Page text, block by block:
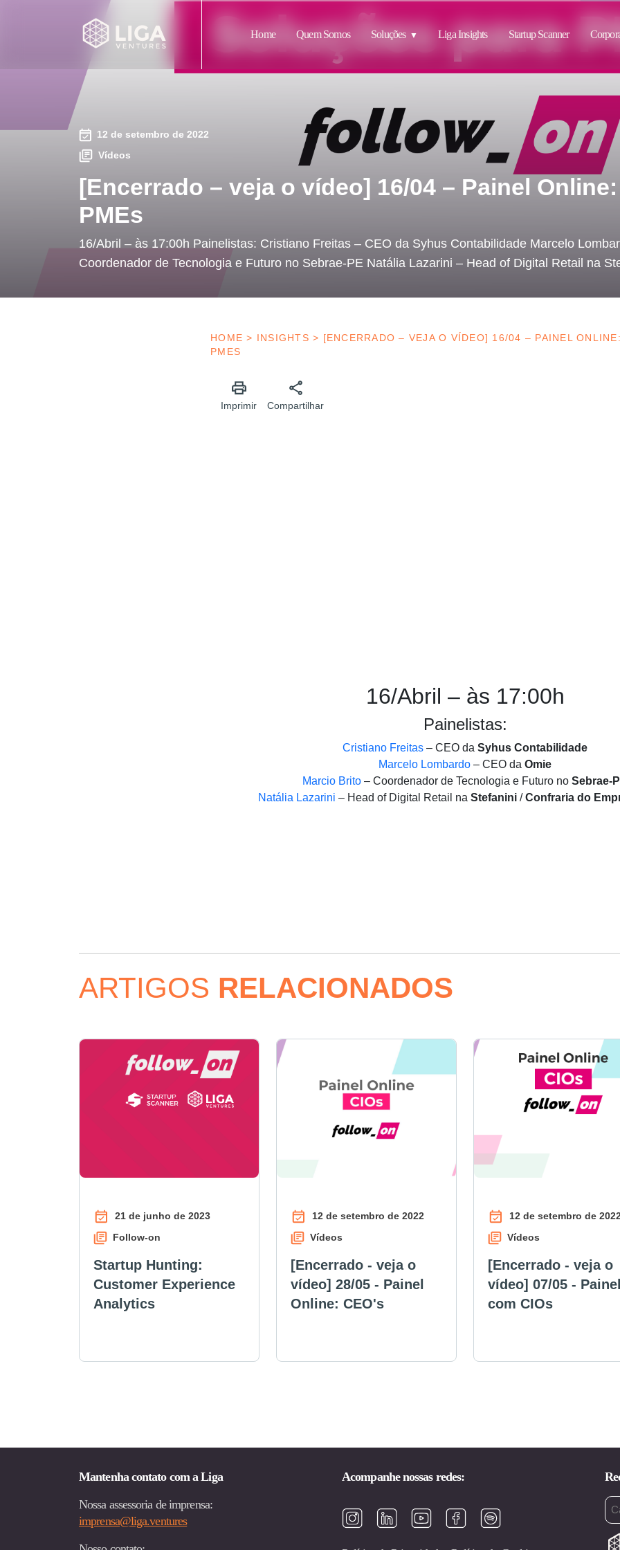
Home Quem Somos Soluções Liga Insights Startup Scanner
12 de setembro de 2022
Vídeos
[Encerrado – veja o vídeo] 16/04 – Painel
PMEs
16/Abril – às 17:00h Painelistas: Cristiano Freitas – CEO da Syhus Contabilidade Marcelo
Coordenador de Tecnologia e Futuro no Sebrae-PE Natália Lazarini – Head of Digital Retail na
HOME > INSIGHTS > [ENCERRADO – VEJA O VÍDEO] 16/04 – PAINEL
PMES
Imprimir Compartilhar
16/Abril – às 17:00h
Painelistas:
Cristiano Freitas – CEO da Syhus Contabilidade
Marcelo Lombardo – CEO da Omie
Marcio Brito – Coordenador de Tecnologia e Futuro no Sebrae-
Natália Lazarini – Head of Digital Retail na Stefanini/Confraria do
ARTIGOS RELACIONADOS
21 de junho de 2023
Follow-on
Startup Hunting:
Customer Experience
Analytics
12 de setembro de 2022
Vídeos
[Encerrado - veja o
vídeo] 28/05 - Painel
Online: CEO's
12 de setembro de
Vídeos
[Encerrado - veja o
vídeo] 07/05 - Painel
com CIOs
Mantenha contato com a Liga
Nossa assessoria de imprensa:
imprensa@liga.ventures
Acompanhe nossas redes: